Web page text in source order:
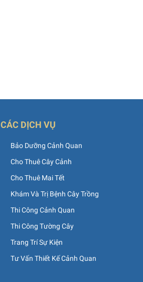
CÁC DỊCH VỤ
Bảo Dưỡng Cảnh Quan
Cho Thuê Cây Cảnh
Cho Thuê Mai Tết
Khám Và Trị Bệnh Cây Trồng
Thi Công Cảnh Quan
Thi Công Tường Cây
Trang Trí Sự Kiện
Tư Vấn Thiết Kế Cảnh Quan